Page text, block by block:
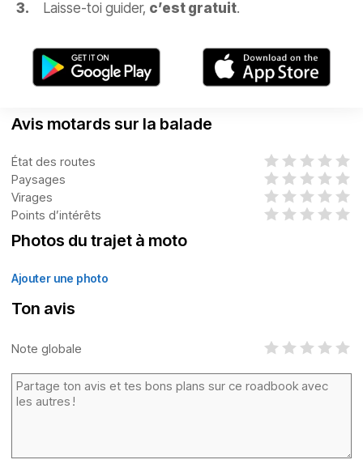
Laisse-toi guider, c’est gratuit.
Avis motards sur la balade
État des routes
Paysages
Virages
Points d’intérêts
Photos du trajet à moto
Ajouter une photo
Ton avis
Note globale